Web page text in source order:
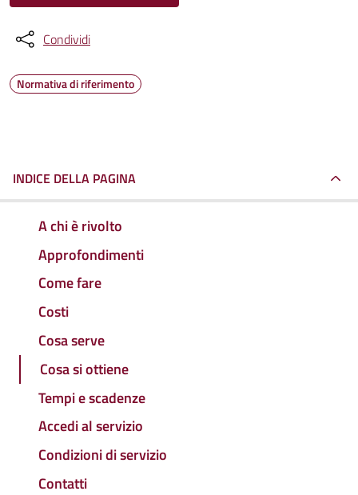
Condividi
Normativa di riferimento
INDICE DELLA PAGINA
A chi è rivolto
Approfondimenti
Come fare
Costi
Cosa serve
Cosa si ottiene
Tempi e scadenze
Accedi al servizio
Condizioni di servizio
Contatti